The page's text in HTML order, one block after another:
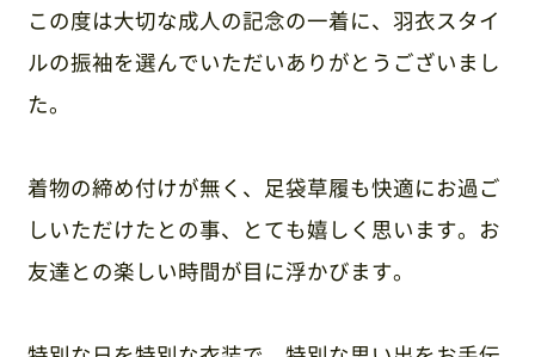
この度は大切な成人の記念の一着に、羽衣スタイ
ルの振袖を選んでいただいありがとうございまし
た。
着物の締め付けが無く、足袋草履も快適にお過ご
しいただけたとの事、とても嬉しく思います。お
友達との楽しい時間が目に浮かびます。